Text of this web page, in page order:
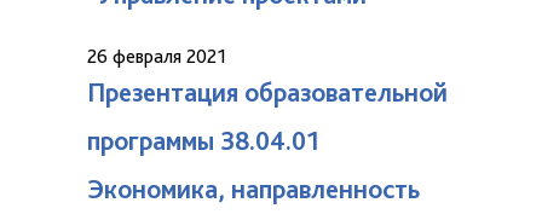
26 февраля 2021
Презентация образовательной
программы 38.04.01
Экономика, направленность